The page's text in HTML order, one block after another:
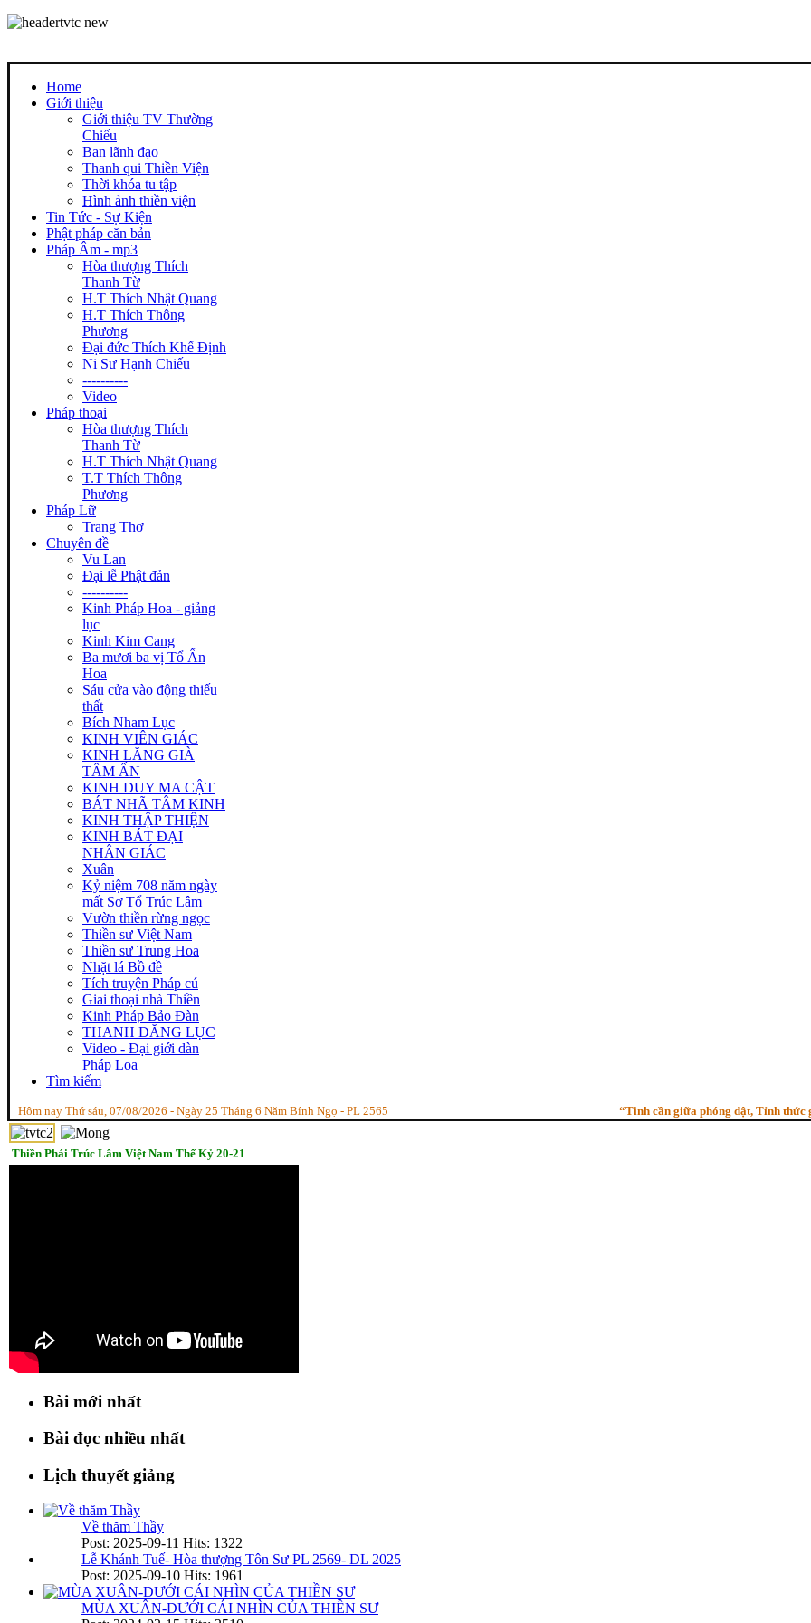
Home
Giới thiệu
Giới thiệu TV Thường
Chiếu
Ban lãnh đạo
Thanh qui Thiền Viện
Thời khóa tu tập
Hình ảnh thiền viện
Tin Tức - Sự Kiện
Phật pháp căn bản
Pháp Âm - mp3
Hòa thượng Thích
Thanh Từ
H.T Thích Nhật Quang
H.T Thích Thông
Phương
Đại đức Thích Khế Định
Ni Sư Hạnh Chiếu
----------
Video
Pháp thoại
Hòa thượng Thích
Thanh Từ
H.T Thích Nhật Quang
T.T Thích Thông
Phương
Pháp Lữ
Trang Thơ
Chuyên đề
Vu Lan
Đại lễ Phật đản
----------
Kinh Pháp Hoa - giảng
lục
Kinh Kim Cang
Ba mươi ba vị Tổ Ấn
Hoa
Sáu cửa vào động thiếu
thất
Bích Nham Lục
KINH VIÊN GIÁC
KINH LĂNG GIÀ
TÂM ẤN
KINH DUY MA CẬT
BÁT NHÃ TÂM KINH
KINH THẬP THIỆN
KINH BÁT ĐẠI
NHÂN GIÁC
Xuân
Kỷ niệm 708 năm ngày
mất Sơ Tổ Trúc Lâm
Vườn thiền rừng ngọc
Thiền sư Việt Nam
Thiền sư Trung Hoa
Nhặt lá Bồ đề
Tích truyện Pháp cú
Giai thoại nhà Thiền
Kinh Pháp Bảo Đàn
THANH ĐĂNG LỤC
Video - Đại giới dàn
Pháp Loa
Tìm kiếm
Hôm nay Thứ sáu, 07/08/2026 - Ngày 25 Tháng 6 Năm Bính Ngọ - PL 2565 “Tinh cần giữa phóng dật, Tỉnh thức giữa
Thiền Phái Trúc Lâm Việt Nam Thế Kỷ 20-21
Bài mới nhất
Bài đọc nhiều nhất
Lịch thuyết giảng
Về thăm Thầy
Post: 2025-09-11 Hits: 1322
Lễ Khánh Tuế- Hòa thượng Tôn Sư PL 2569- DL 2025
Post: 2025-09-10 Hits: 1961
MÙA XUÂN-DƯỚI CÁI NHÌN CỦA THIỀN SƯ